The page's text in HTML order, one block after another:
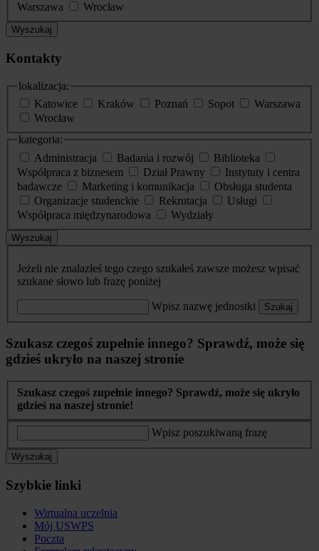
Warszawa
Wrocław
Wyszukaj
Kontakty
lokalizacja:
Katowice
Kraków Poznań Sopot
Warszawa
Wrocław
kategoria:
Administracja
Badania i rozwój
Biblioteka
Współpraca z biznesem
Dział Prawny
Instytuty i centra
badawcze
Marketing i komunikacja
Obsługa studenta
Organizacje studenckie
Rekrutacja
Usługi
Współpraca międzynarodowa
Wydziały
Wyszukaj
Jeżeli nie znalazłeś tego czego szukałeś zawsze możesz wpisać
szukane słowo lub frazę poniżej
Wpisz nazwę jednostki Szukaj
Szukasz czegoś zupełnie innego? Sprawdź, może się
gdzieś ukryło na naszej stronie
Szukasz czegoś zupełnie innego? Sprawdź, może się ukryło
gdzieś na naszej stronie!
Wpisz poszukiwaną frazę
Wyszukaj
Szybkie linki
Wirtualna uczelnia
Mój USWPS
Poczta